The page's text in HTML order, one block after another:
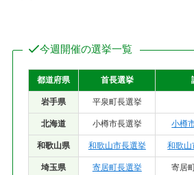
今週開催の選挙一覧
都道府県 首長選挙
岩手県 平泉町長選挙
北海道 小樽市長選挙 小樽
和歌山県 和歌山市長選挙 和歌山
埼玉県 寄居町長選挙 寄居